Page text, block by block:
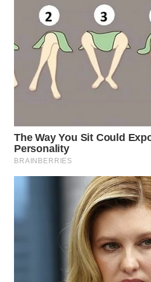
WN
PRIANGAN
TIMUR
WN
SEMARANG
WN
BOROBUDUR